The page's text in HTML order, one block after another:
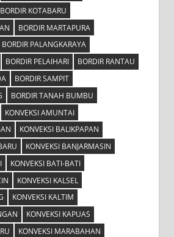
BORDIR KOTABARU
BORDIR MARTAPURA
BORDIR PALANGKARAYA
BORDIR PELAIHARI
BORDIR RANTAU
BORDIR SAMPIT
BORDIR TANAH BUMBU
KONVEKSI AMUNTAI
KONVEKSI BALIKPAPAN
KONVEKSI BANJARMASIN
KONVEKSI BATI-BATI
KONVEKSI KALSEL
KONVEKSI KALTIM
KONVEKSI KAPUAS
KONVEKSI MARABAHAN